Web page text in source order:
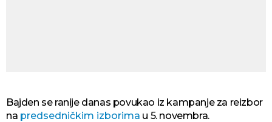
Bajden se ranije danas povukao iz kampanje za reizbor
na predsedničkim izborima u 5. novembra.